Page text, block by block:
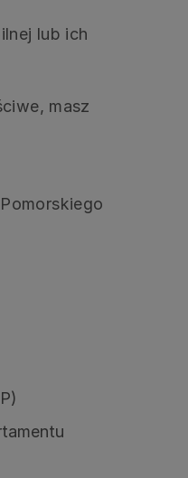
lub ich
masz